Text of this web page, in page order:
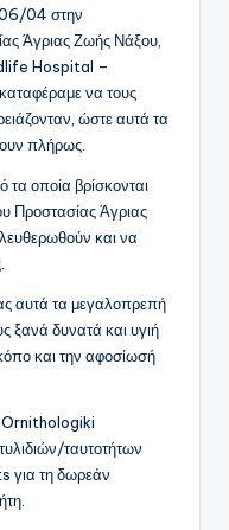
06/04 στην
Άγριας Ζωής Νάξου,
Hospital –
να τους
ώστε αυτά τα
πλήρως.
οποία βρίσκονται
Προστασίας Άγριας
και να
αυτά τα μεγαλοπρεπή
ξανά δυνατά και υγιή
και την αφοσίωσή
Ornithologiki
ταυτοτήτων
για τη δωρεάν